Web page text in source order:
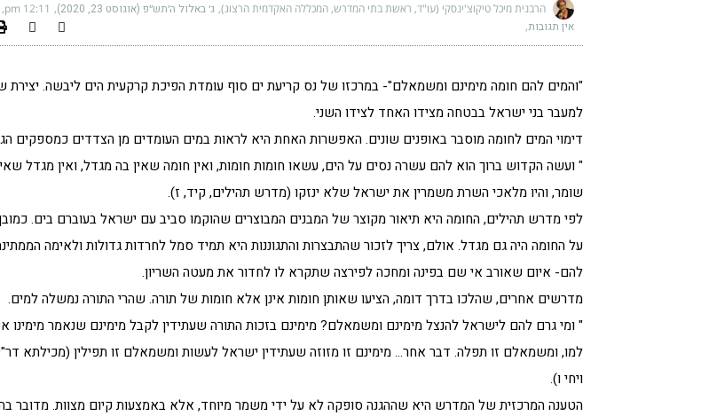
הרבנית מיכל טיקוצ'ינסקי (עו"ד, ראשת בתי המדרש, המכללה האקדמית הרצוג) ג׳ באלול ה׳תש״פ (אוגוסט 23, 2020) 12:11 pm
אין תגובות
"והמים להם חומה מימינם ומשמאלם"- במרכזו של נס קריעת ים סוף עומדת הפיכת קרקעית הים ליבשה.
למעבר בני ישראל בבטחה מצידו האחד לצידו השני.
דימוי המים לחומה מוסבר באופנים שונים. האפשרות האחת היא לראות במים העומדים מן הצדדים כמספקים
" ועשה הקדוש ברוך הוא להם עשרה נסים על הים, עשאו חומות חומות, ואין חומה שאין בה מגדל, ואין מגדל
שומר, והיו מלאכי השרת משמרין את ישראל שלא ינזקו (מדרש תהילים, קיד, ז).
לפי מדרש תהילים, החומה היא תיאור מקוצר של המבנים המבוצרים שהוקמו סביב עם ישראל בעוברם בים.
על החומה היה גם מגדל. אולם, צריך לזכור שהתבצרות והתגוננות היא תמיד סמל לחרדות גדולות ולאימה
להם- איום שאורב אי שם בפינה ומחכה לפירצה שתקרא לו לחדור את מעטה השריון.
מדרשים אחרים, שהלכו בדרך דומה, הציעו שאותן חומות אינן אלא חומות של תורה. שהרי התורה נמשלה למים.
" ומי גרם להם לישראל להנצל מימינם ומשמאלם? מימינם בזכות התורה שעתידין לקבל מימינם שנאמר מימינו
למו, ומשמאלם זו תפלה. דבר אחר… מימינם זו מזוזה שעתידין ישראל לעשות ומשמאלם זו תפילין (מכילתא
ויחי ו).
הטענה המרכזית של המדרש היא שההגנה סופקה לא על ידי משמר מיוחד, אלא באמצעות קיום מצוות. מדובר